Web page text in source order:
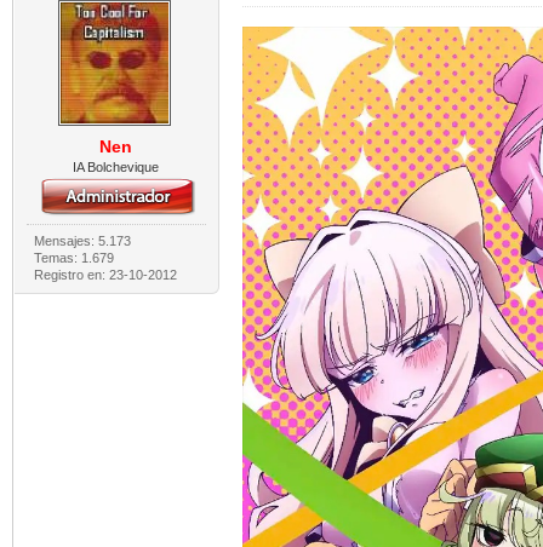
Nen
IA Bolchevique
Mensajes: 5.173
Temas: 1.679
Registro en: 23-10-2012